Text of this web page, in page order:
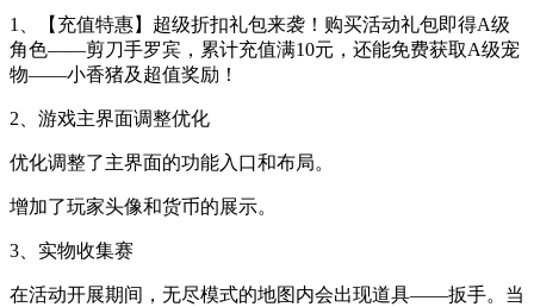
1、【充值特惠】超级折扣礼包来袭！购买活动礼包即得A级
角色——剪刀手罗宾，累计充值满10元，还能免费获取A级宠
物——小香猪及超值奖励！
2、游戏主界面调整优化
优化调整了主界面的功能入口和布局。
增加了玩家头像和货币的展示。
3、实物收集赛
在活动开展期间，无尽模式的地图内会出现道具——扳手。当